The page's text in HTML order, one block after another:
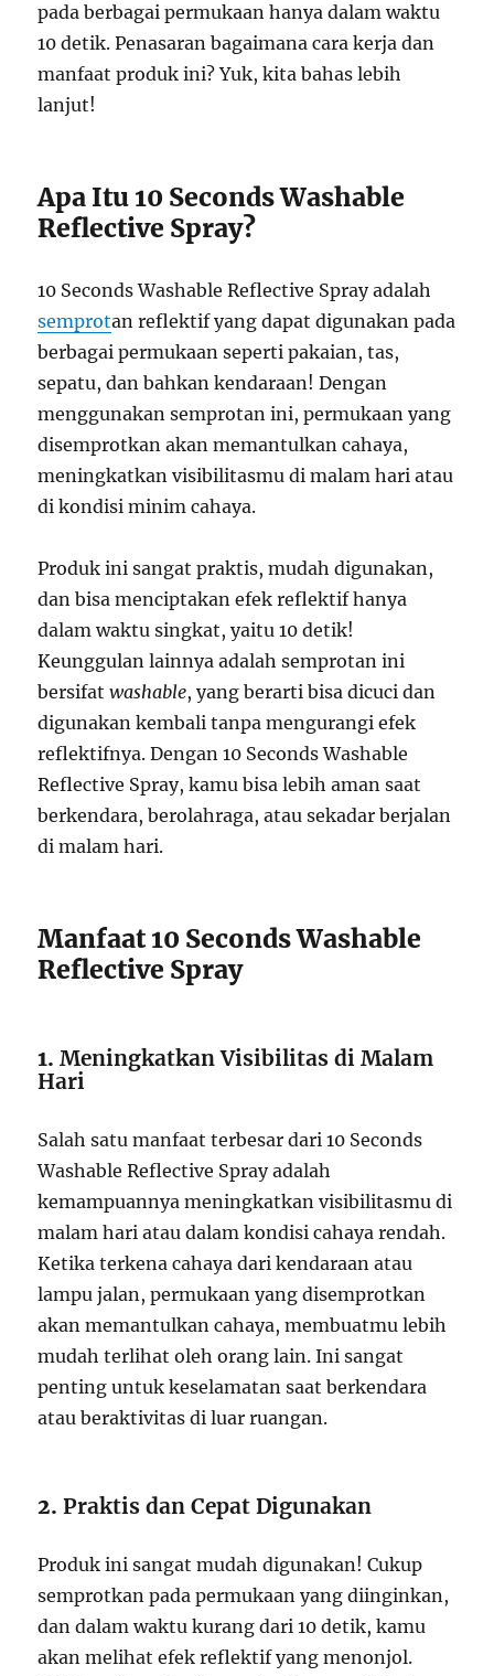
pada berbagai permukaan hanya dalam waktu
10 detik. Penasaran bagaimana cara kerja dan
manfaat produk ini? Yuk, kita bahas lebih
lanjut!
Apa Itu 10 Seconds Washable
Reflective Spray?
10 Seconds Washable Reflective Spray adalah
semprotan reflektif yang dapat digunakan pada
berbagai permukaan seperti pakaian, tas,
sepatu, dan bahkan kendaraan! Dengan
menggunakan semprotan ini, permukaan yang
disemprotkan akan memantulkan cahaya,
meningkatkan visibilitasmu di malam hari atau
di kondisi minim cahaya.
Produk ini sangat praktis, mudah digunakan,
dan bisa menciptakan efek reflektif hanya
dalam waktu singkat, yaitu 10 detik!
Keunggulan lainnya adalah semprotan ini
bersifatwashable, yang berarti bisa dicuci dan
digunakan kembali tanpa mengurangi efek
reflektifnya. Dengan 10 Seconds Washable
Reflective Spray, kamu bisa lebih aman saat
berkendara, berolahraga, atau sekadar berjalan
di malam hari.
Manfaat 10 Seconds Washable
Reflective Spray
1.Meningkatkan Visibilitas di Malam
Hari
Salah satu manfaat terbesar dari 10 Seconds
Washable Reflective Spray adalah
kemampuannya meningkatkan visibilitasmu di
malam hari atau dalam kondisi cahaya rendah.
Ketika terkena cahaya dari kendaraan atau
lampu jalan, permukaan yang disemprotkan
akan memantulkan cahaya, membuatmu lebih
mudah terlihat oleh orang lain. Ini sangat
penting untuk keselamatan saat berkendara
atau beraktivitas di luar ruangan.
2.Praktis dan Cepat Digunakan
Produk ini sangat mudah digunakan! Cukup
semprotkan pada permukaan yang diinginkan,
dan dalam waktu kurang dari 10 detik, kamu
akan melihat efek reflektif yang menonjol.